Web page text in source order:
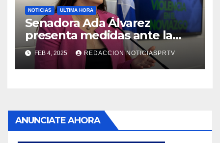
NOTICIAS ULTIMA HORA
Senadora Ada Álvarez
presenta medidas ante la
violencia en el noviazgo
FEB 4, 2025 REDACCION NOTICIASPRTV
ANUNCIATE AHORA